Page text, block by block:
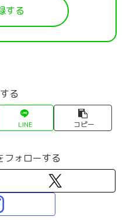
する
る
LINE コピー
フォローする